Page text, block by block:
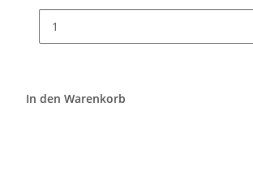
In den Warenkorb